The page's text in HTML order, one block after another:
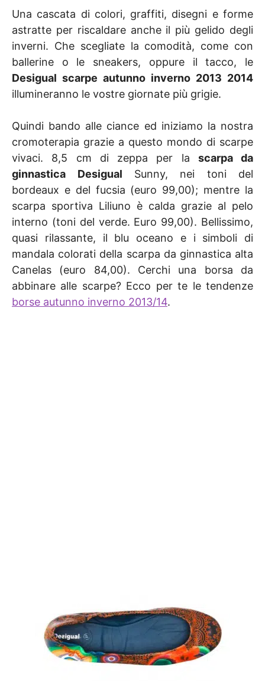
Una cascata di colori, graffiti, disegni e forme
astratte per riscaldare anche il più gelido degli
inverni. Che scegliate la comodità, come con
ballerine o le sneakers, oppure il tacco, le
Desigual scarpe autunno inverno 2013 2014
illumineranno le vostre giornate più grigie.
Quindi bando alle ciance ed iniziamo la nostra
cromoterapia grazie a questo mondo di scarpe
vivaci. 8,5 cm di zeppa per la scarpa da
ginnastica
Desigual Sunny, nei toni del
bordeaux e del fucsia (euro 99,00); mentre la
scarpa sportiva Liliuno è calda grazie al pelo
interno (toni del verde. Euro 99,00). Bellissimo,
quasi rilassante, il blu oceano e i simboli di
mandala colorati della scarpa da ginnastica alta
Canelas (euro 84,00). Cerchi una borsa da
abbinare alle scarpe? Ecco per te le tendenze
borse autunno inverno 2013/14.